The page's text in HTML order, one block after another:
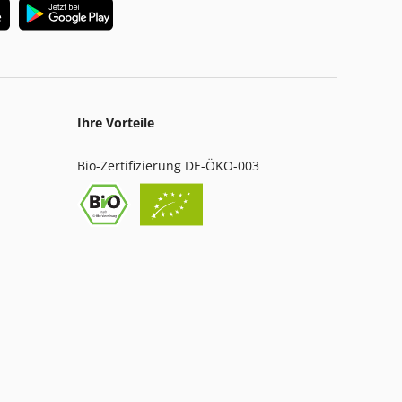
Ihre Vorteile
Bio-Zertifizierung DE-ÖKO-003